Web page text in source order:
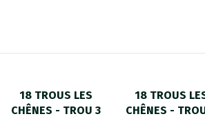
18 TROUS LES
CHÊNES - TROU 3
18 TROUS
CHÊNES -